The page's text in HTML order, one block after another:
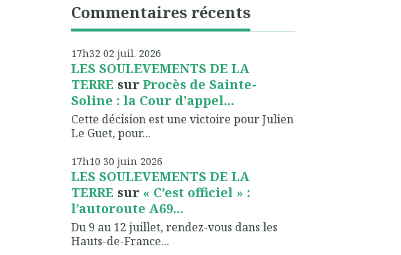
Commentaires récents
17h32 02 juil. 2026
LES SOULEVEMENTS DE LA
TERRE sur Procès de Sainte-
Soline : la Cour d'appel...
Cette décision est une victoire pour Julien
Le Guet, pour...
17h10 30 juin 2026
LES SOULEVEMENTS DE LA
TERRE sur « C’est officiel » :
l’autoroute A69...
Du 9 au 12 juillet, rendez-vous dans les
Hauts-de-France...